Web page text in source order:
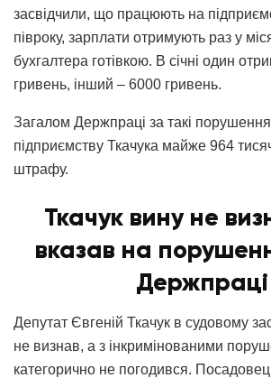
засвідчили, що працюють на
півроку, зарплати отримують раз у
бухгалтера готівкою. В січні один
гривень, інший – 6000 гривень.
Загалом Держпраці за такі
підприємству Ткачука майже 964
штрафу.
Ткачук вину не
вказав на
Держпраці
Депутат Євгеній Ткачук в судовому
не визнав, а з інкримінованими
категорично не погодився.